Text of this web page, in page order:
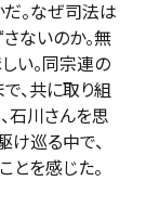
。なぜ司法は
ないのか。無
い。同宗連の
、共に取り組
石川さんを思
け巡る中で、
とを感じた。